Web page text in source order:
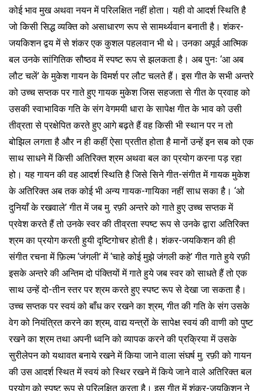
कोई भाव मुख अथवा नयन में परिलक्षित नहीं होता। यही वो आदर्श स्थिति है
जो किसी सिद्ध व्यक्ति को असाधारण रूप से सामर्थ्यवान बनाती है। शंकर-
जयकिशन द्वय में से शंकर एक कुशल पहलवान भी थे। उनका अपूर्व आत्मिक
बल उनके सांगितिक सौष्ठव में स्पष्ट रूप से झलकता है। अब पुनः ‘आ अब
लौट चलें’ के मुकेश गायन के विमर्श पर लौट चलते हैं। इस गीत के सभी अन्तरे
को उच्च सप्तक पर गाते हुए गायक मुकेश जिस सहजता से गीत के प्रवाह को
उसकी स्वाभाविक गति के संग वेगमयी धारा के सापेक्ष गीत के भाव को उसी
तीव्रता से प्रक्षेपित करते हुए आगे बढ़ते हैं वह किसी भी स्थान पर न तो
बोझिल लगता है और न ही कहीं ऐसा प्रतीत होता है मानों उन्हें इन सब को एक
साथ साधने में किसी अतिरिक्त श्रम अथवा बल का प्रयोग करना पड़ रहा
हो। यह गायन की वह आदर्श स्थिति है जिसे सिने गीत-संगीत में गायक मुकेश
के अतिरिक्त अब तक कोई भी अन्य गायक-गायिका नहीं साध सका है। ‘ओ
दुनियाँ के रखवाले’ गीत में जब मु. रफ़ी अन्तरे को गाते हुए उच्च सप्तक में
प्रवेश करते हैं तो उनके स्वर की तीव्रता स्पष्ट रूप से उनके द्वारा अतिरिक्त
श्रम का प्रयोग करती हुयी दृष्टिगोचर होती है। शंकर-जयकिशन की ही
संगीत रचना में फ़िल्म ‘जंगली’ में ‘चाहे कोई मुझे जंगली कहे’ गीत गाते हुये रफ़ी
इसके अन्तरे की अन्तिम दो पंक्तियों में गाते हुये जब स्वर को साधते हैं तो एक
साथ उन्हें दो-तीन स्तर पर श्रम करते हुए स्पष्ट रूप से देखा जा सकता है।
उच्च सप्तक पर स्वयं को बाँध कर रखने का श्रम, गीत की गति के संग उसके
वेग को नियंत्रित करने का श्रम, वाद्य यन्त्रों के सापेक्ष स्वयं की वाणी को पुष्ट
रखने का श्रम तथा अपनी ध्वनि को व्यापक करने की प्रक्रिया में उसके
सुरीलेपन को यथावत बनाये रखने में किया जाने वाला संघर्ष मु. रफ़ी को गायन
की उस आदर्श स्थित में स्वयं को स्थिर रखने में किये जाने वाले अतिरिक्त बल
प्रयोग को स्पष्ट रूप से परिलक्षित करता है। इस गीत में शंकर-जयकिशन ने